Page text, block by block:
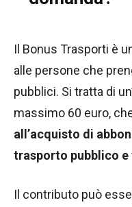
Il Bonus Trasporti è
alle persone che
pubblici. Si tratta di
massimo 60 euro,
all’acquisto di
trasporto pubblico
Il contributo può